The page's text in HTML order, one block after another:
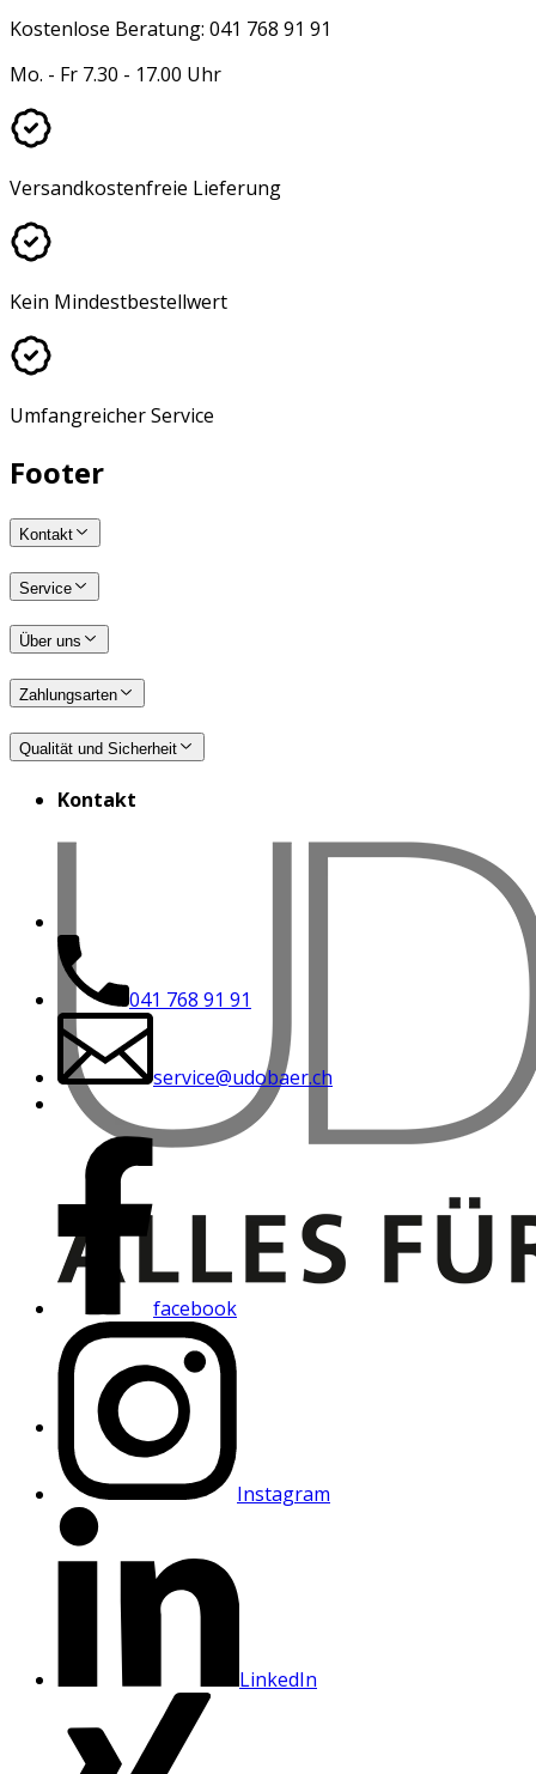
Kostenlose Beratung: 041 768 91 91
Mo. - Fr 7.30 - 17.00 Uhr
Versandkostenfreie Lieferung
Kein Mindestbestellwert
Umfangreicher Service
Footer
Kontakt
Service
Über uns
Zahlungsarten
Qualität und Sicherheit
Kontakt
041 768 91 91
service@udobaer.ch
facebook
Instagram
LinkedIn